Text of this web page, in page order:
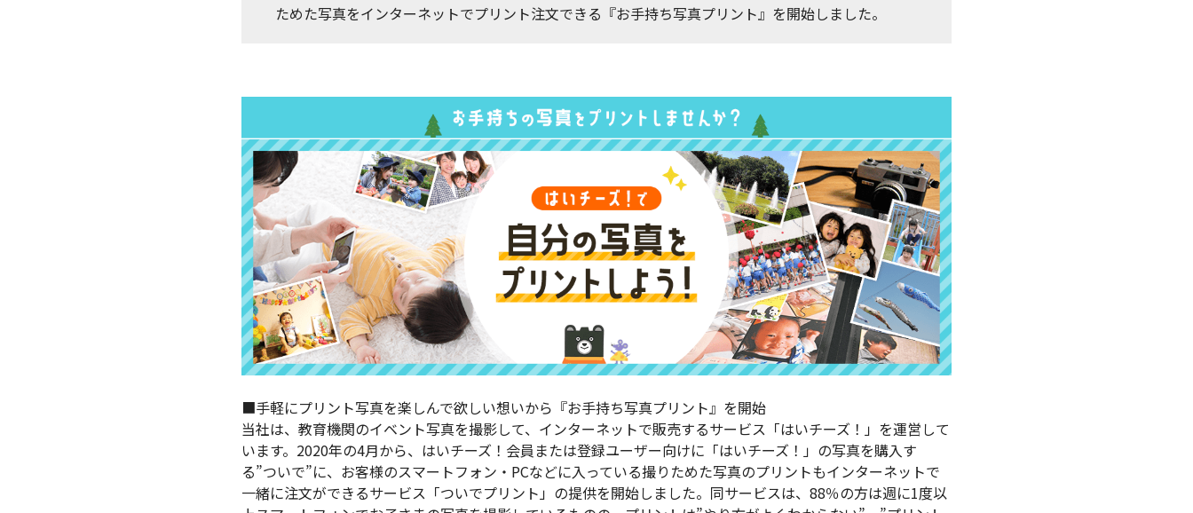
ためた写真をインターネットでプリント注文できる『お手持ち写真プリント』を開始しました。
■手軽にプリント写真を楽しんで欲しい想いから『お手持ち写真プリント』を開始
当社は、教育機関のイベント写真を撮影して、インターネットで販売するサービス「はいチーズ！」を運営して
います。2020年の4月から、はいチーズ！会員または登録ユーザー向けに「はいチーズ！」の写真を購入す
る”ついで”に、お客様のスマートフォン・PCなどに入っている撮りためた写真のプリントもインターネットで
一緒に注文ができるサービス「ついでプリント」の提供を開始しました。同サービスは、88％の方は週に1度以